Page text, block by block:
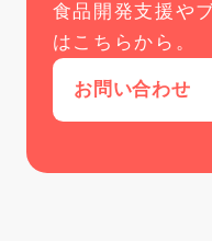
食品開発支援や
はこちらから。
お問い合わせ